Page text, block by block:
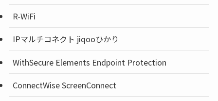
R-WiFi
IPマルチコネクト jiqooひかり
WithSecure Elements Endpoint Protection
ConnectWise ScreenConnect